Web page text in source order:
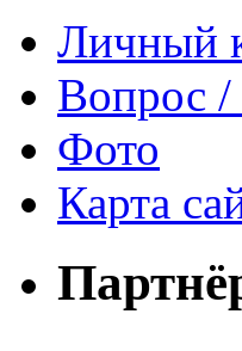
Личный
Вопрос /
Фото
Карта